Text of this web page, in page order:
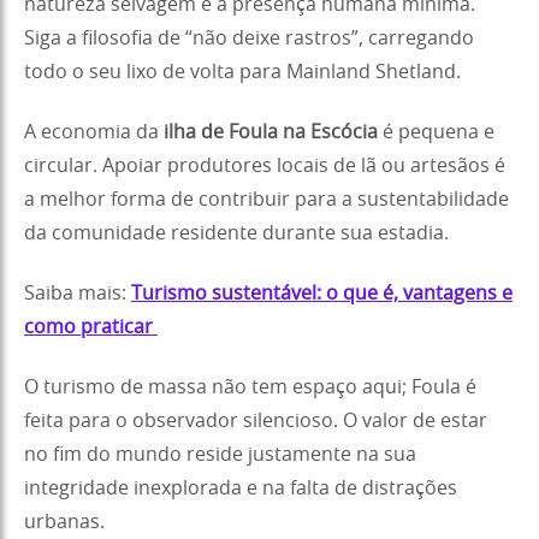
natureza selvagem e a presença humana mínima.
Siga a filosofia de “não deixe rastros”, carregando
todo o seu lixo de volta para Mainland Shetland.
A economia da ilha de Foula na Escócia é pequena e
circular. Apoiar produtores locais de lã ou artesãos é
a melhor forma de contribuir para a sustentabilidade
da comunidade residente durante sua estadia.
Saiba mais:
Turismo sustentável: o que é, vantagens e
como praticar
O turismo de massa não tem espaço aqui; Foula é
feita para o observador silencioso. O valor de estar
no fim do mundo reside justamente na sua
integridade inexplorada e na falta de distrações
urbanas.